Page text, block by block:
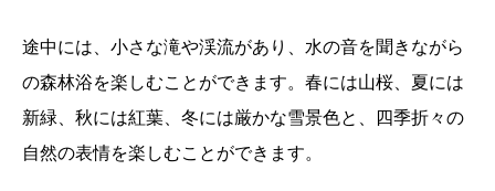
途中には、小さな滝や渓流があり、水の音を聞きながら
の森林浴を楽しむことができます。春には山桜、夏には
新緑、秋には紅葉、冬には厳かな雪景色と、四季折々の
自然の表情を楽しむことができます。